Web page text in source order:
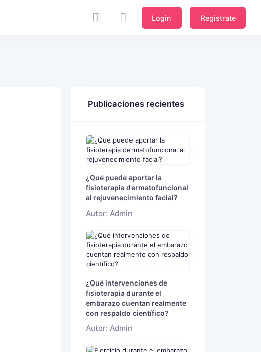
Login Registrate
Publicaciones recientes
¿Qué puede aportar la
fisioterapia dermatofuncional
al rejuvenecimiento facial?
Autor: Admin
¿Qué intervenciones de
fisioterapia durante el
embarazo cuentan realmente
con respaldo científico?
Autor: Admin